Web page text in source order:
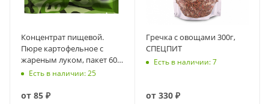
Концентрат пищевой.
Пюре картофельное с
жареным луком, пакет 60
г, Леовит
Есть в наличии: 25
от 85 ₽
Гречка с овощами 300г,
СПЕЦПИТ
Есть в наличии: 7
от 330 ₽